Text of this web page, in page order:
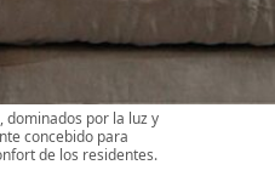
dominados por la luz y
concebido para
de los residentes.